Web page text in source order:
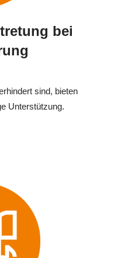
bei
sind, bieten
Unterstützung.